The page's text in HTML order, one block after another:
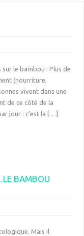
le bambou : Plus de
(nourriture,
vivent dans une
de ce côté de la
jour : c’est la […]
BAMBOU
Mais il